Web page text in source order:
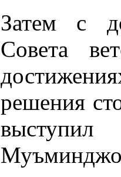
Затем с
Совета
решения